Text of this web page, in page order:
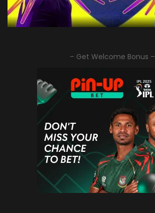
– Get Welcome Bonus –